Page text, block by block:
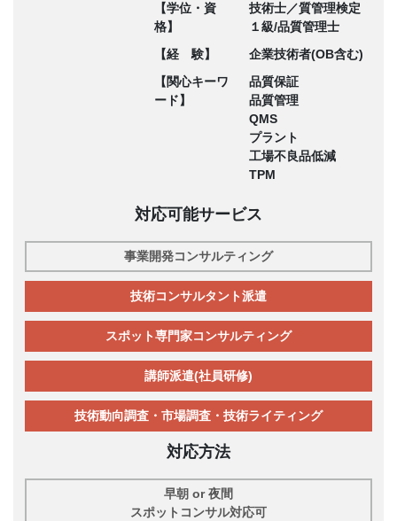
【学位・資
格】
技術士／質管理検定
１級/品質管理士
【経 験】
企業技術者(OB含む)
【関心キーワ
ード】
品質保証
品質管理
QMS
プラント
工場不良品低減
TPM
対応可能サービス
事業開発コンサルティング
技術コンサルタント派遣
スポット専門家コンサルティング
講師派遣(社員研修)
技術動向調査・市場調査・技術ライティング
対応方法
早朝 or 夜間
スポットコンサル対応可